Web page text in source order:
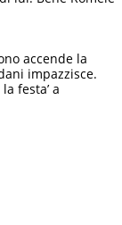
accende la
impazzisce.
festa’ a